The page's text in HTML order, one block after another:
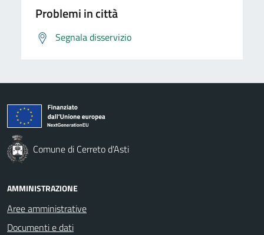
Problemi in città
Segnala disservizio
Comune di Cerreto d'Asti
AMMINISTRAZIONE
Aree amministrative
Documenti e dati